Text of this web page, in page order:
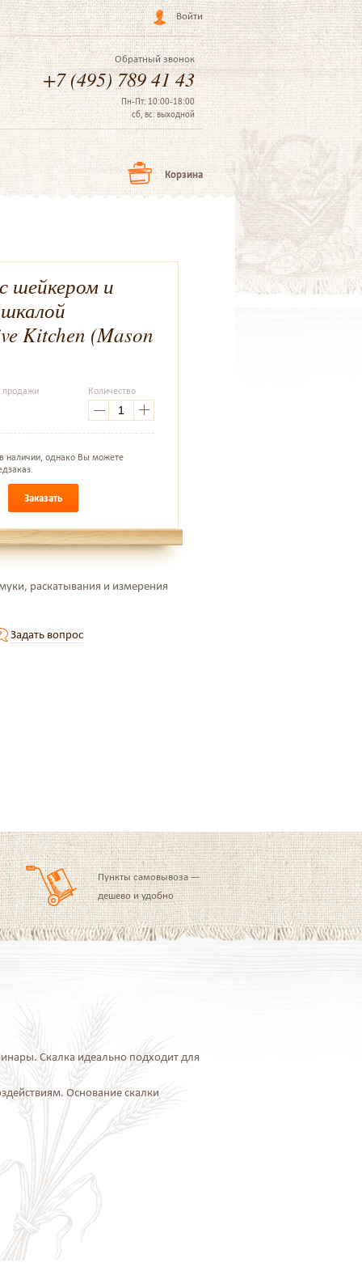
Войти
Обратный звонок
+7 (495) 789 41 43
Пн-Пт: 10:00-18:00
сб, вс: выходной
Корзина
шейкером и
Kitchen (Mason
продажи Количество
наличии, однако Вы можете
Заказать
раскатывания и измерения
Задать вопрос
Пункты самовывоза —
дешево и удобно
Скалка идеально подходит для
Основание скалки